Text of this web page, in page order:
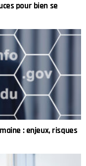
pour bien se
: enjeux, risques